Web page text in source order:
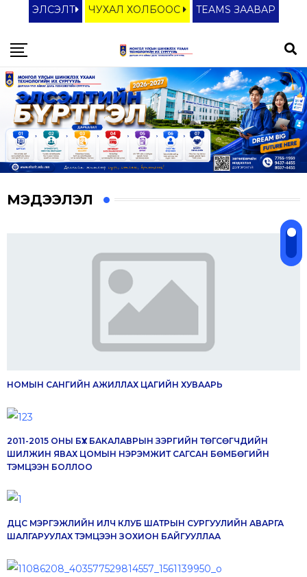
ЭЛСЭЛТ ЧУХАЛ ХОЛБООС TEAMS ЗААВАР
МЭДЭЭЛЭЛ
НОМЫН САНГИЙН АЖИЛЛАХ ЦАГИЙН ХУВААРЬ
2011-2015 ОНЫ БҮХ БАКАЛАВРЫН ЗЭРГИЙН ТӨГСӨГЧДИЙН
ШИЛЖИН ЯВАХ ЦОМЫН НЭРЭМЖИТ САГСАН БӨМБӨГИЙН
ТЭМЦЭЭН БОЛЛОО
ДЦС МЭРГЭЖЛИЙН ИЛЧ КЛУБ ШАТРЫН СУРГУУЛИЙН АВАРГА
ШАЛГАРУУЛАХ ТЭМЦЭЭН ЗОХИОН БАЙГУУЛЛАА